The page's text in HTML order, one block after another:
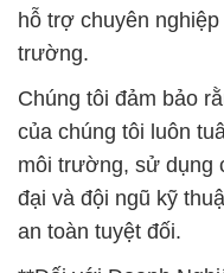
hỗ trợ chuyên
trường.
Chúng tôi đảm bảo
của chúng tôi luôn
môi trường, sử dụng
đại và đội ngũ kỹ
an toàn tuyệt đối.